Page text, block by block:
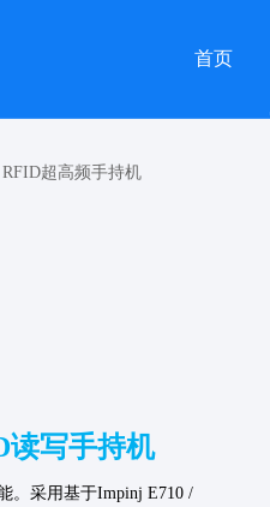
首页
RFID超高频手持机
读写手持机
。采用基于Impinj E710 /